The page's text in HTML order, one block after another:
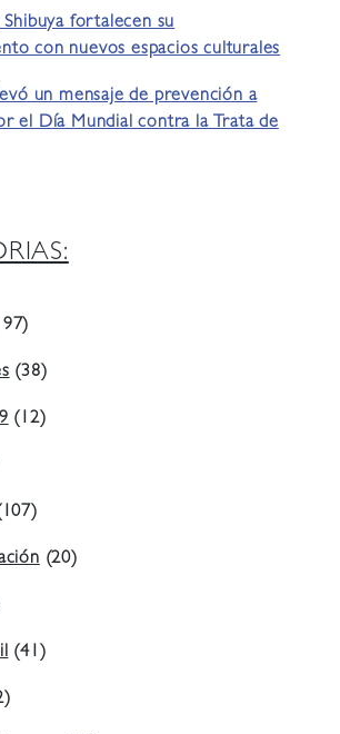
fortalecen su
con nuevos espacios culturales
un mensaje de prevención a
el Día Mundial contra la Trata de
(38)
(12)
(20)
(41)